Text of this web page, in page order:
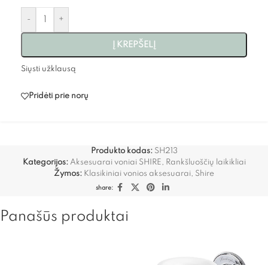
- +
Į KREPŠELĮ
Siųsti užklausą
Pridėti prie norų
Produkto kodas: SH213
Kategorijos: Aksesuarai voniai SHIRE, Rankšluoščių laikikliai
Žymos: Klasikiniai vonios aksesuarai, Shire
share:
Panašūs produktai